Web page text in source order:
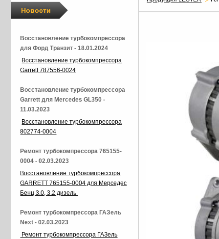
Новости
Восстановление турбокомпрессора
для Форд Транзит - 18.01.2024
Восстановление турбокомпрессора
Garrett 787556-0024
Восстановление турбокомпрессора
Garrett для Mercedes GL350 -
11.03.2023
Восстановление турбокомпрессора
802774-0004
Ремонт турбокомпрессора 765155-
0004 - 02.03.2023
Восстановление турбокомпрессора
GARRETT 765155-0004 для Мерседес
Бенц 3.0, 3.2 дизель
Ремонт турбокомпрессора ГАЗель
Next - 02.03.2023
Ремонт турбокомпрессора ГАЗель